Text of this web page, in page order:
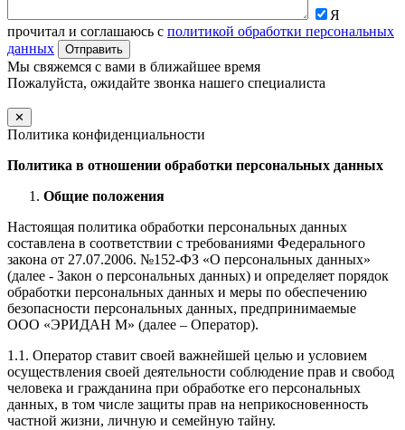
Я
прочитал и соглашаюсь с политикой обработки персональных
данных
Мы свяжемся с вами в ближайшее время
Пожалуйста, ожидайте звонка нашего специалиста
✕
Политика конфиденциальности
Политика в отношении обработки персональных данных
Общие положения
Настоящая политика обработки персональных данных
составлена в соответствии с требованиями Федерального
закона от 27.07.2006. №152-ФЗ «О персональных данных»
(далее - Закон о персональных данных) и определяет порядок
обработки персональных данных и меры по обеспечению
безопасности персональных данных, предпринимаемые
ООО «ЭРИДАН М» (далее – Оператор).
1.1. Оператор ставит своей важнейшей целью и условием
осуществления своей деятельности соблюдение прав и свобод
человека и гражданина при обработке его персональных
данных, в том числе защиты прав на неприкосновенность
частной жизни, личную и семейную тайну.